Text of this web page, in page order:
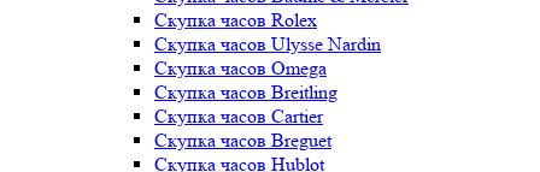
Скупка часов Rolex
Скупка часов Ulysse Nardin
Скупка часов Omega
Скупка часов Breitling
Скупка часов Cartier
Скупка часов Breguet
Скупка часов Hublot